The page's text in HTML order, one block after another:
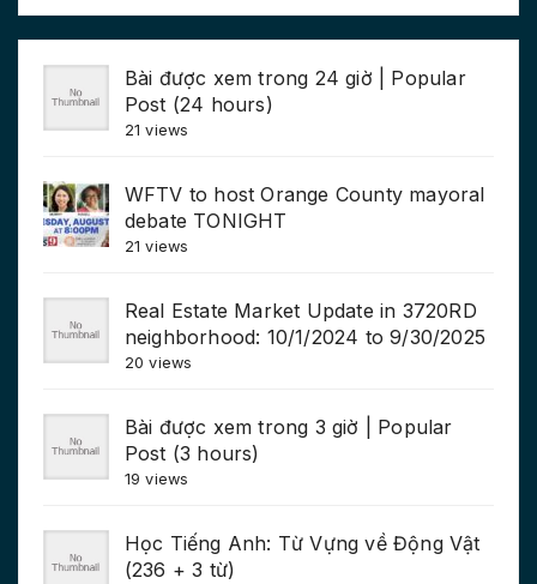
Bài được xem trong 24 giờ | Popular
Post (24 hours)
21 views
WFTV to host Orange County mayoral
debate TONIGHT
21 views
Real Estate Market Update in 3720RD
neighborhood: 10/1/2024 to 9/30/2025
20 views
Bài được xem trong 3 giờ | Popular
Post (3 hours)
19 views
Học Tiếng Anh: Từ Vựng về Động Vật
(236 + 3 từ)